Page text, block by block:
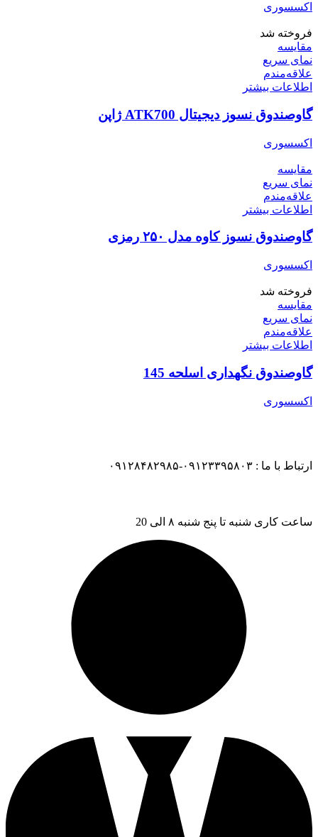
اکسسوری
فروخته شد
مقایسه
نمای سریع
علاقه‌مندم
اطلاعات بیشتر
گاوصندوق نسوز دیجیتال ATK700 ژاپن
اکسسوری
مقایسه
نمای سریع
علاقه‌مندم
اطلاعات بیشتر
گاوصندوق نسوز کاوه مدل ۲۵۰ رمزی
اکسسوری
فروخته شد
مقایسه
نمای سریع
علاقه‌مندم
اطلاعات بیشتر
گاوصندوق نگهداری اسلحه 145
اکسسوری
ارتباط با ما : ۰۹۱۲۳۳۹۵۸۰۳-۰۹۱۲۸۴۸۲۹۸۵
ساعت کاری شنبه تا پنج شنبه ۸ الی 20